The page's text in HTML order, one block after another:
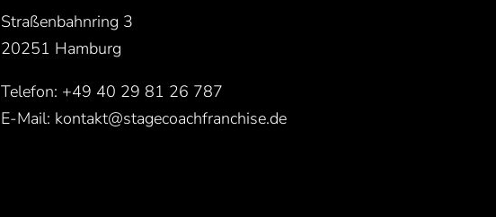
Straßenbahnring 3
20251 Hamburg
Telefon: +49 40 29 81 26 787
E-Mail: kontakt@stagecoachfranchise.de